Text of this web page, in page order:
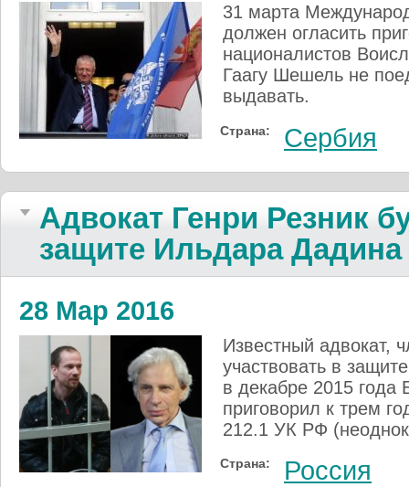
31 марта
должен огласить
националистов
Гаагу Шешель не
выдавать.
Страна: Сербия
Адвокат Генри Резник
защите Ильдара
28 Мар 2016
Известный адвокат,
участвовать в
в декабре 2015
приговорил к трем
212.1 УК РФ
Страна: Россия